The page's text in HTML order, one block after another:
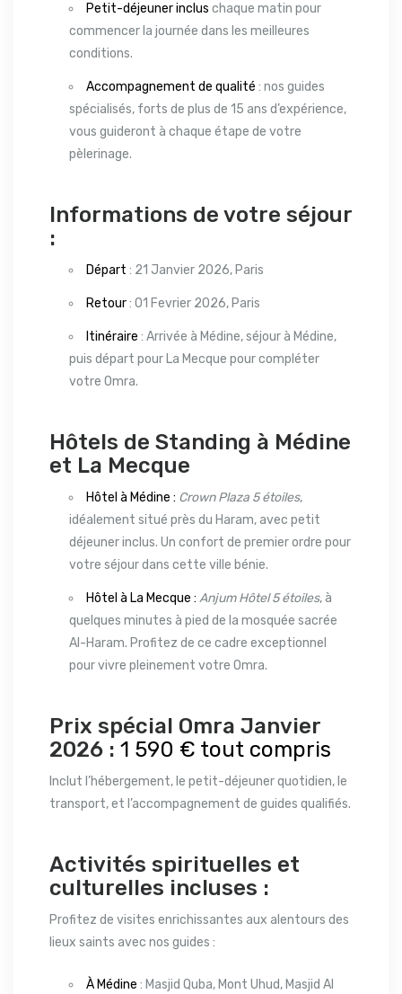
Petit-déjeuner inclus chaque matin pour
commencer la journée dans les meilleures
conditions.
Accompagnement de qualité : nos guides
spécialisés, forts de plus de 15 ans d’expérience,
vous guideront à chaque étape de votre
pèlerinage.
Informations de votre séjour
:
Départ : 21 Janvier 2026, Paris
Retour: 01 Fevrier 2026, Paris
Itinéraire : Arrivée à Médine, séjour à Médine,
puis départ pour La Mecque pour compléter
votre Omra.
Hôtels de Standing à Médine
et La Mecque
Hôtel à Médine : Crown Plaza 5 étoiles,
idéalement situé près du Haram, avec petit
déjeuner inclus. Un confort de premier ordre pour
votre séjour dans cette ville bénie.
Hôtel à La Mecque : Anjum Hôtel 5 étoiles, à
quelques minutes à pied de la mosquée sacrée
Al-Haram. Profitez de ce cadre exceptionnel
pour vivre pleinement votre Omra.
Prix spécial Omra Janvier
2026 : 1 590 € tout compris
Inclut l’hébergement, le petit-déjeuner quotidien, le
transport, et l’accompagnement de guides qualifiés.
Activités spirituelles et
culturelles incluses :
Profitez de visites enrichissantes aux alentours des
lieux saints avec nos guides :
À Médine : Masjid Quba, Mont Uhud, Masjid Al